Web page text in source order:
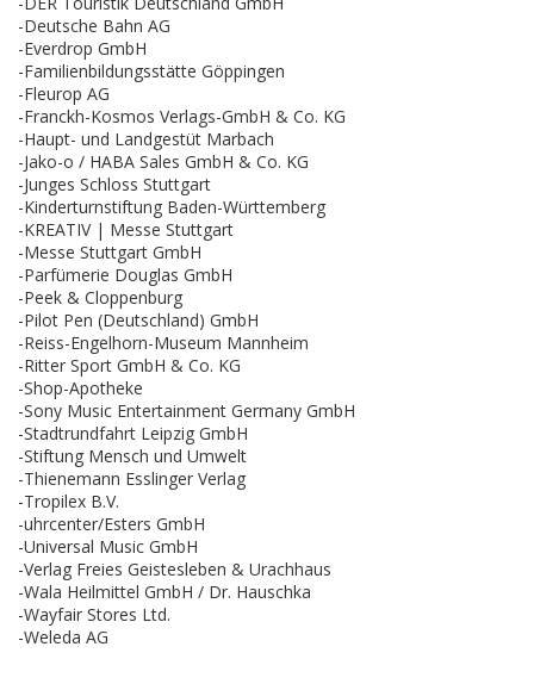
-Deutsche Bahn AG
-Everdrop GmbH
-Familienbildungsstätte Göppingen
-Fleurop AG
-Franckh-Kosmos Verlags-GmbH & Co. KG
-Haupt- und Landgestüt Marbach
-Jako-o / HABA Sales GmbH & Co. KG
-Junges Schloss Stuttgart
-Kinderturnstiftung Baden-Württemberg
-KREATIV | Messe Stuttgart
-Messe Stuttgart GmbH
-Parfümerie Douglas GmbH
-Peek & Cloppenburg
-Pilot Pen (Deutschland) GmbH
-Reiss-Engelhorn-Museum Mannheim
-Ritter Sport GmbH & Co. KG
-Shop-Apotheke
-Sony Music Entertainment Germany GmbH
-Stadtrundfahrt Leipzig GmbH
-Stiftung Mensch und Umwelt
-Thienemann Esslinger Verlag
-Tropilex B.V.
-uhrcenter/Esters GmbH
-Universal Music GmbH
-Verlag Freies Geistesleben & Urachhaus
-Wala Heilmittel GmbH / Dr. Hauschka
-Wayfair Stores Ltd.
-Weleda AG